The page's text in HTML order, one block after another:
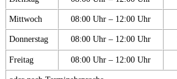
Mittwoch 08:00 Uhr – 12:00 Uhr
Donnerstag 08:00 Uhr – 12:00 Uhr
Freitag 08:00 Uhr – 12:00 Uhr